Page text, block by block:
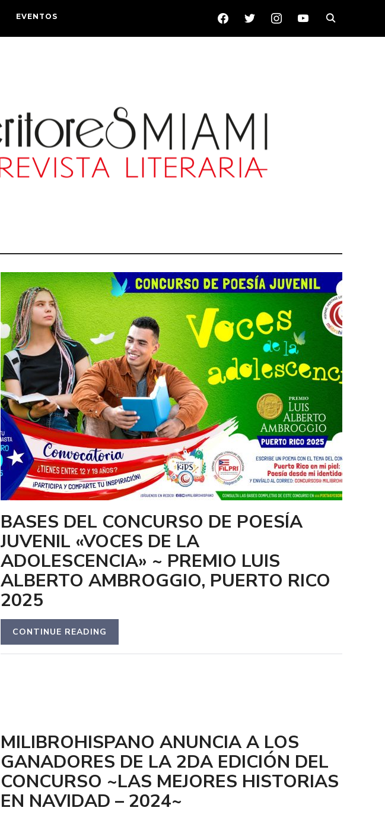
EVENTOS FACEBOOKTWITTERINSTAGRAMYOUTUBE
BASES DEL CONCURSO DE POESÍA
JUVENIL «VOCES DE LA
ADOLESCENCIA» ~ PREMIO LUIS
ALBERTO AMBROGGIO, PUERTO RICO
2025
CONTINUE READING
MILIBROHISPANO ANUNCIA A LOS
GANADORES DE LA 2DA EDICIÓN DEL
CONCURSO ~LAS MEJORES HISTORIAS
EN NAVIDAD – 2024~